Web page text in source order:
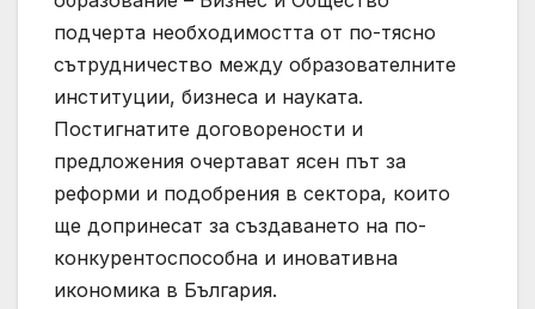
подчерта необходимостта от по-тясно
сътрудничество между образователните
институции, бизнеса и науката.
Постигнатите договорености и
предложения очертават ясен път за
реформи и подобрения в сектора, които
ще допринесат за създаването на по-
конкурентоспособна и иновативна
икономика в България.